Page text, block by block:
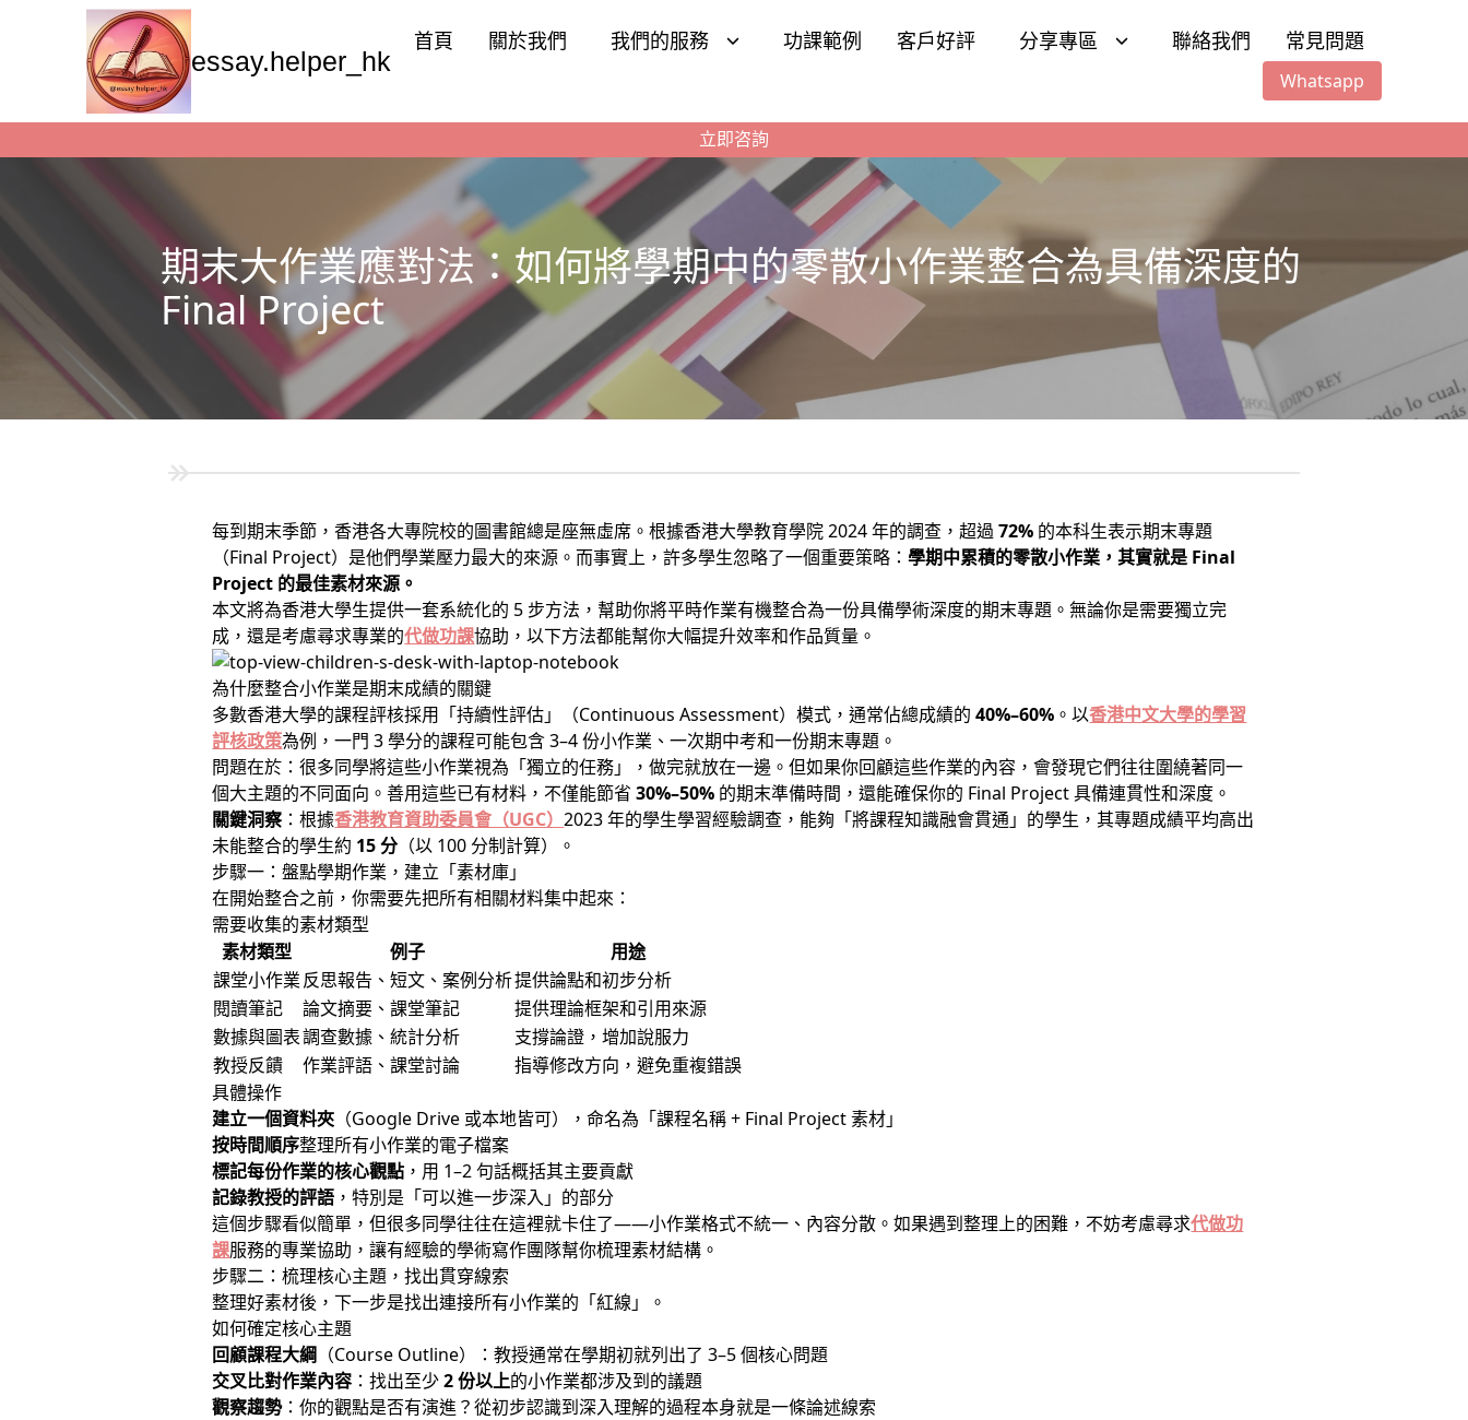
essay.helper_hk
首頁 關於我們 我們的服務 功課範例 客戶好評 分享專區 聯絡我們 常見問題
Whatsapp
立即咨詢
期末大作業應對法：如何將學期中的零散小作業整合為具備深度的
Final Project
每到期末季節，香港各大專院校的圖書館總是座無虛席。根據香港大學教育學院 2024 年的調查，超過72% 的本科生表示期末專題
（Final Project）是他們學業壓力最大的來源。而事實上，許多學生忽略了一個重要策略：學期中累積的零散小作業，其實就是 Final
Project 的最佳素材來源。
本文將為香港大學生提供一套系統化的 5 步方法，幫助你將平時作業有機整合為一份具備學術深度的期末專題。無論你是需要獨立完
成，還是考慮尋求專業的代做功課協助，以下方法都能幫你大幅提升效率和作品質量。
為什麼整合小作業是期末成績的關鍵
多數香港大學的課程評核採用「持續性評估」（Continuous Assessment）模式，通常佔總成績的40%–60% 。以香港中文大學的學習
評核政策為例，一門 3 學分的課程可能包含 3–4 份小作業、一次期中考和一份期末專題。
問題在於：很多同學將這些小作業視為「獨立的任務」，做完就放在一邊。但如果你回顧這些作業的內容，會發現它們往往圍繞著同一
個大主題的不同面向。善用這些已有材料，不僅能節省30%–50% 的期末準備時間，還能確保你的 Final Project 具備連貫性和深度。
關鍵洞察 ：根據香港教育資助委員會（UGC）2023 年的學生學習經驗調查，能夠「將課程知識融會貫通」的學生，其專題成績平均高出
未能整合的學生約 15 分 （以 100 分制計算）。
步驟一：盤點學期作業，建立「素材庫」
在開始整合之前，你需要先把所有相關材料集中起來：
需要收集的素材類型
素材類型
例子
用途
課堂小作業反思報告、短文、案例分析提供論點和初步分析
閱讀筆記
論文摘要、課堂筆記
提供理論框架和引用來源
數據與圖表調查數據、統計分析
支撐論證，增加說服力
教授反饋
作業評語、課堂討論
指導修改方向，避免重複錯誤
具體操作
建立一個資料夾 （Google Drive 或本地皆可），命名為「課程名稱 + Final Project 素材」
按時間順序整理所有小作業的電子檔案
標記每份作業的核心觀點 ，用 1–2 句話概括其主要貢獻
記錄教授的評語 ，特別是「可以進一步深入」的部分
這個步驟看似簡單，但很多同學往往在這裡就卡住了——小作業格式不統一、內容分散。如果遇到整理上的困難，不妨考慮尋求代做功
課服務的專業協助，讓有經驗的學術寫作團隊幫你梳理素材結構。
步驟二：梳理核心主題，找出貫穿線索
整理好素材後，下一步是找出連接所有小作業的「紅線」。
如何確定核心主題
回顧課程大綱 （Course Outline）：教授通常在學期初就列出了 3–5 個核心問題
交叉比對作業內容 ：找出至少2 份以上的小作業都涉及到的議題
觀察趨勢：你的觀點是否有演進？從初步認識到深入理解的過程本身就是一條論述線索